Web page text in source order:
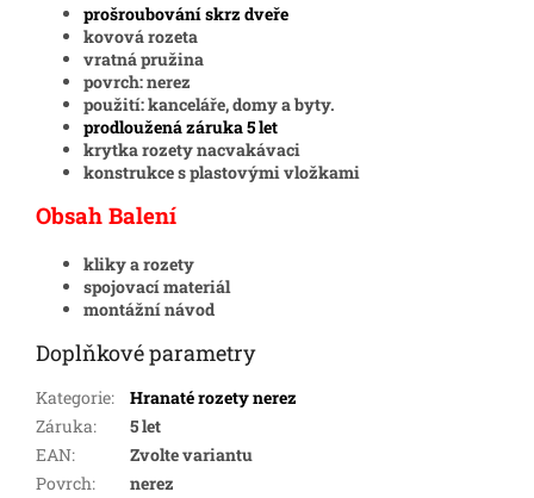
prošroubování skrz dveře
kovová rozeta
vratná pružina
povrch: nerez
použití: kanceláře, domy a byty.
prodloužená záruka 5 let
krytka rozety nacvakávaci
konstrukce s plastovými vložkami
Obsah Balení
kliky a rozety
spojovací materiál
montážní návod
Doplňkové parametry
Kategorie:
Hranaté rozety nerez
Záruka:
5 let
EAN:
Zvolte variantu
Povrch:
nerez